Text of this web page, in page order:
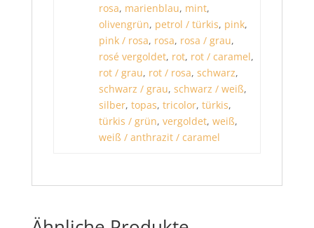
rosa, marienblau, mint,
olivengrün, petrol / türkis, pink,
pink / rosa, rosa, rosa / grau,
rosé vergoldet, rot, rot / caramel,
rot / grau, rot / rosa, schwarz,
schwarz / grau, schwarz / weiß,
silber, topas, tricolor, türkis,
türkis / grün, vergoldet, weiß,
weiß / anthrazit / caramel